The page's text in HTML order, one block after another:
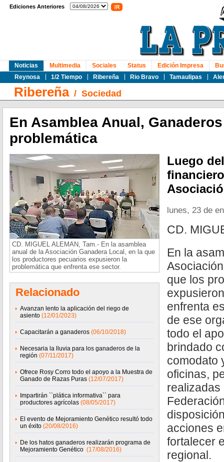
Ediciones Anteriores
Noticias
Reynosa
1/2 Tiempo Ribereña Rio Bravo Tamaulipas
Multimedia Sociales Status Edición Impresa
Ribereña/ Sociedad
En Asamblea Anual,
problemática
CD. MIGUEL ALEMAN, Tam.- En la asamblea
anual de la Asociación Ganadera Local, en la que
los productores pecuarios expusieron la
problemática que enfrenta ese sector.
Relacionado
Avanzan lento la aplicación del riego de
asiento (12/01/2023)
Capacitarán a ganaderos (06/10/2018)
Necesaria la lluvia para los ganaderos de la
región (07/11/2017)
Ofrece Rosy Corro todo el apoyo a la Muestra de
Ganado de Razas Puras (12/07/2017)
Impartirán ``plática informativa`` para
productores agrícolas (08/05/2017)
El evento de Mejoramiento Genético resultó todo
un éxito (20/08/2016)
De los hatos ganaderos realizarán programa de
Mejoramiento Genético (17/08/2016)
Luego
lunes, 23 de
CD.
En la
que los
enfrenta
de ese
todo el
brindado
comodato
oficinas,
realizadas
acciones
fortalecer
regional.